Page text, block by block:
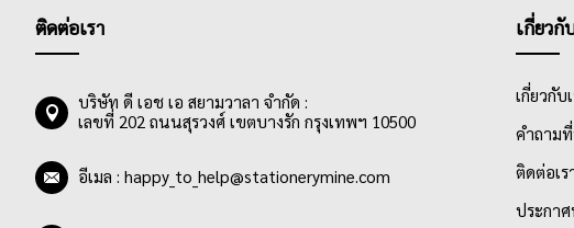
ติดต่อเรา
บริษัท ดี เอช เอ สยามวาลา จำกัด :
เลขที่ 202 ถนนสุรวงศ์ เขตบางรัก กรุงเทพฯ 10500
อีเมล : happy_to_help@stationerymine.com
เกี่ยวกั
เกี่ยวกับ
คำถาม
ติดต่อเร
ประกา